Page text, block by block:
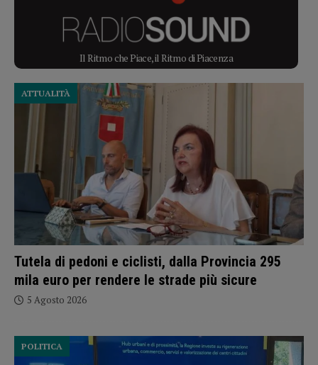
Il Ritmo che Piace, il Ritmo di Piacenza
Tutela di pedoni e ciclisti, dalla Provincia 295
mila euro per rendere le strade più sicure
ATTUALITÀ
5 Agosto 2026
POLITICA